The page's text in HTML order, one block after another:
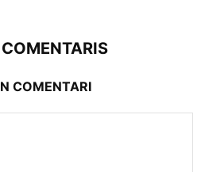
COMENTARI